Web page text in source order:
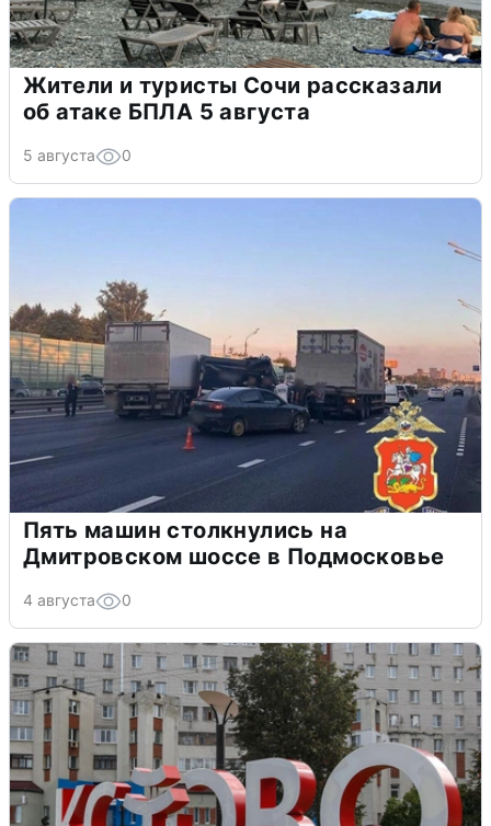
Жители и туристы Сочи рассказали
об атаке БПЛА 5 августа
5 августа 0
Пять машин столкнулись на
Дмитровском шоссе в Подмосковье
4 августа 0